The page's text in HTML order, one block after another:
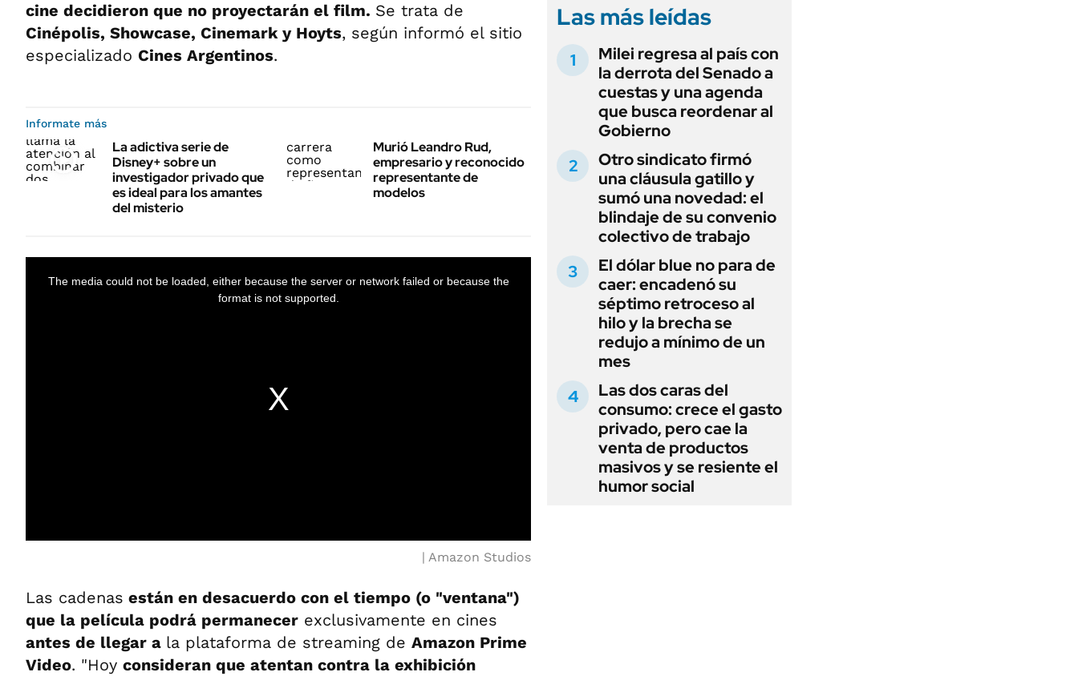
cine decidieron que no proyectarán el film. Se trata de
Cinépolis, Showcase, Cinemark y Hoyts, según informó el sitio
especializado Cines Argentinos.
Informate más
La adictiva serie de
Disney+ sobre un
investigador privado que
es ideal para los amantes
del misterio
Murió Leandro Rud,
empresario y reconocido
representante de
modelos
Amazon Studios
Las cadenas están en desacuerdo con el tiempo (o "ventana")
que la película podrá permanecer exclusivamente en cines
antes de llegar a la plataforma de streaming de Amazon Prime
Video. "Hoy consideran que atentan contra la exhibición
Las más leídas
Milei regresa al país con
la derrota del Senado a
cuestas y una agenda
que busca reordenar al
Gobierno
Otro sindicato firmó
una cláusula gatillo y
sumó una novedad: el
blindaje de su convenio
colectivo de trabajo
El dólar blue no para de
caer: encadenó su
séptimo retroceso al
hilo y la brecha se
redujo a mínimo de un
mes
Las dos caras del
consumo: crece el gasto
privado, pero cae la
venta de productos
masivos y se resiente el
humor social